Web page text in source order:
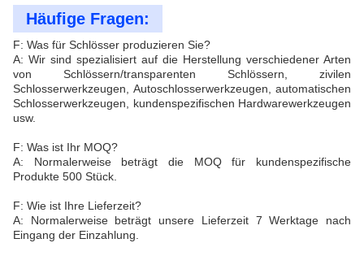
Häufige Fragen:
F: Was für Schlösser produzieren Sie?
A: Wir sind spezialisiert auf die Herstellung verschiedener Arten
von Schlössern/transparenten Schlössern, zivilen
Schlosserwerkzeugen, Autoschlosserwerkzeugen, automatischen
Schlosserwerkzeugen, kundenspezifischen Hardwarewerkzeugen
usw.
F: Was ist Ihr MOQ?
A: Normalerweise beträgt die MOQ für kundenspezifische
Produkte 500 Stück.
F: Wie ist Ihre Lieferzeit?
A: Normalerweise beträgt unsere Lieferzeit 7 Werktage nach
Eingang der Einzahlung.